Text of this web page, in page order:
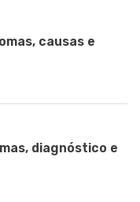
causas e
diagnóstico e